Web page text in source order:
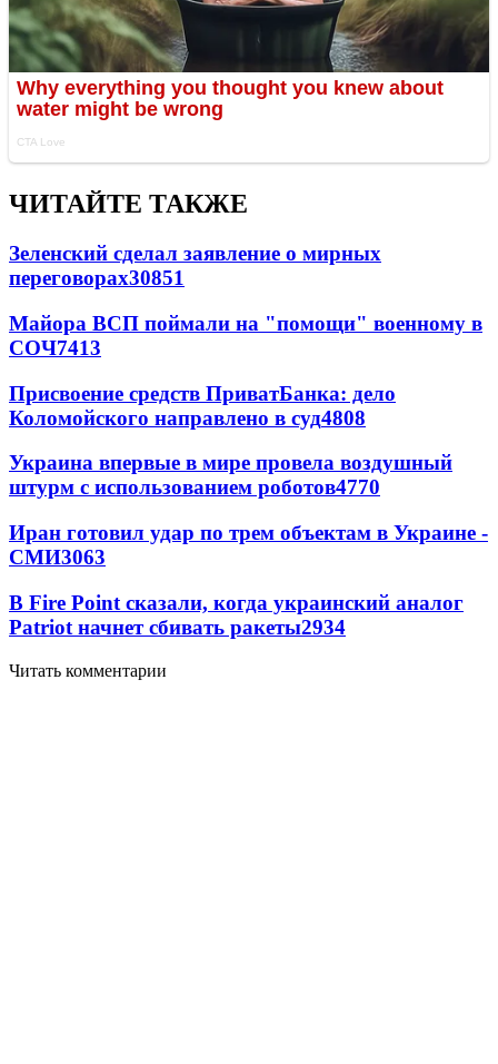
ЧИТАЙТЕ ТАКЖЕ
Зеленский сделал заявление о мирных
переговорах30851
Майора ВСП поймали на "помощи" военному в
СОЧ7413
Присвоение средств ПриватБанка: дело
Коломойского направлено в суд4808
Украина впервые в мире провела воздушный
штурм с использованием роботов4770
Иран готовил удар по трем объектам в Украине -
СМИ3063
В Fire Point сказали, когда украинский аналог
Patriot начнет сбивать ракеты2934
Читать комментарии